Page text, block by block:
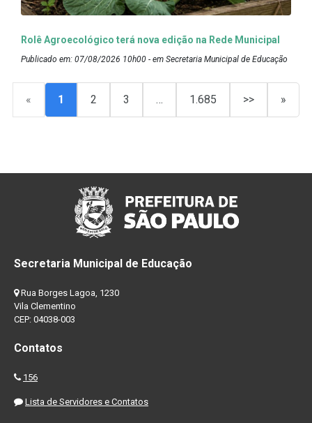
Rolê Agroecológico terá nova edição na Rede Municipal
Publicado em: 07/08/2026 10h00 - em Secretaria Municipal de Educação
« 1 2 3 … 1.685 >> »
Secretaria Municipal de Educação
Rua Borges Lagoa, 1230
Vila Clementino
CEP: 04038-003
Contatos
156
Lista de Servidores e Contatos